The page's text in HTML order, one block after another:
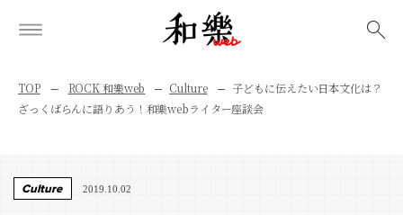
TOP ROCK 和樂web Culture
子どもに伝えたい日本文化は？
ざっくばらんに語りあう！和樂webライター座談会
Culture 2019.10.02